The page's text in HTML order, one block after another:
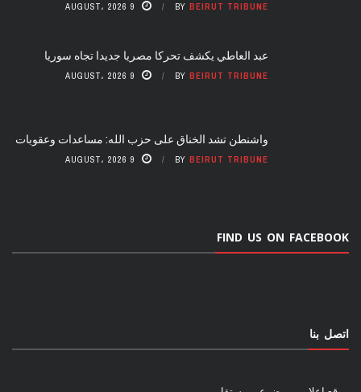
BY BEIRUT TRIBUNE 9 AUGUST، 2026
عبد العاطي يكشف تحركا مصريا جديدا تجاه سوريا
BY BEIRUT TRIBUNE 9 AUGUST، 2026
واشنطن تشد الخناق على حزب الله: مساعدات وعقوبات
BY BEIRUT TRIBUNE 9 AUGUST، 2026
FIND US ON FACEBOOK
اتصل بنا